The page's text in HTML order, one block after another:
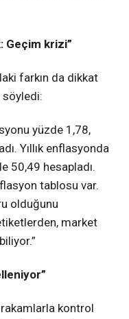
Geçim krizi”
farkın da dikkat
söyledi:
yüzde 1,78,
Yıllık enflasyonda
50,49 hesapladı.
tablosu var.
olduğunu
market
kontrol